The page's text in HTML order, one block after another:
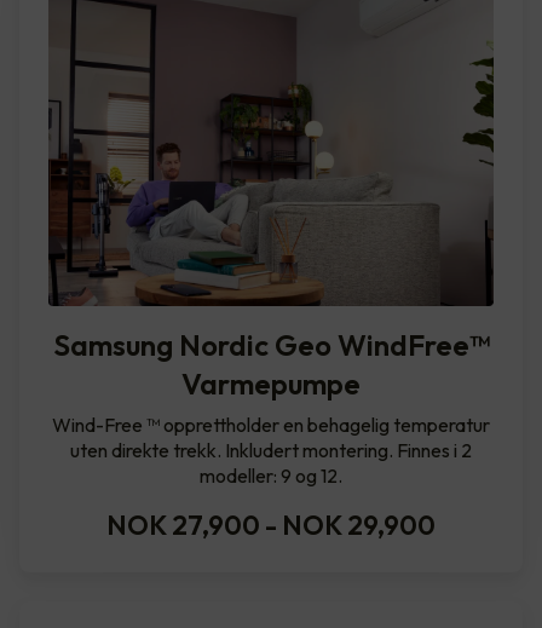
Samsung Nordic Geo WindFree™️
Varmepumpe
Wind-Free ™ opprettholder en behagelig temperatur
uten direkte trekk. Inkludert montering. Finnes i 2
modeller: 9 og 12.
NOK 27,900 - NOK 29,900